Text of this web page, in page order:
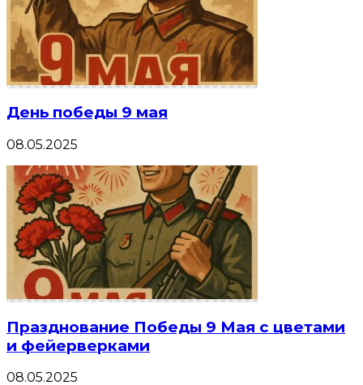
День победы 9 мая
08.05.2025
Празднование Победы 9 Мая с цветами
и фейерверками
08.05.2025